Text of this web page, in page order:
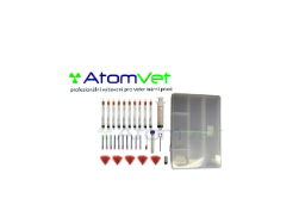
Nejprodávanější